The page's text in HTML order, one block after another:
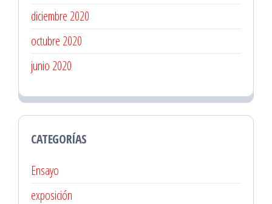
diciembre 2020
octubre 2020
junio 2020
CATEGORÍAS
Ensayo
exposición